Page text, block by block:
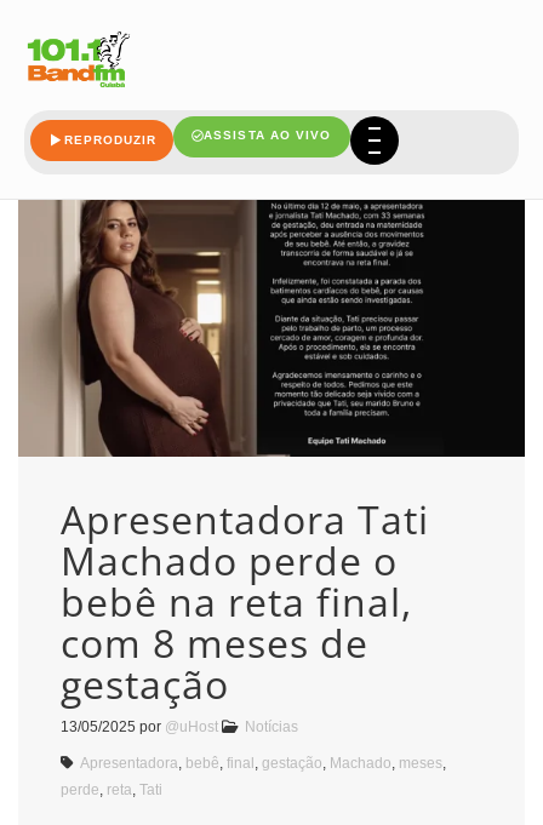
REPRODUZIR ASSISTA AO VIVO
Apresentadora Tati
Machado perde o
bebê na reta final,
com 8 meses de
gestação
13/05/2025 por @uHost Notícias
Apresentadora bebê final gestação Machado meses
perde reta Tati